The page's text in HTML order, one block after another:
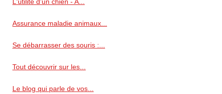
L'utilité d'un chien - A...
Assurance maladie animaux...
Se débarrasser des souris :...
Tout découvrir sur les...
Le blog qui parle de vos...